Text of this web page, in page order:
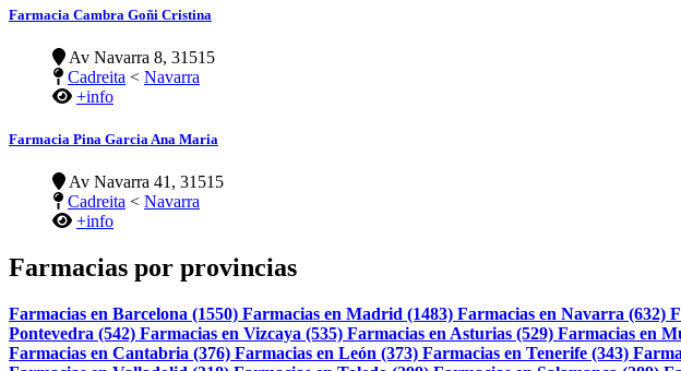
Farmacia Cambra Goñi Cristina
Av Navarra 8, 31515
Cadreita < Navarra
+info
Farmacia Pina Garcia Ana Maria
Av Navarra 41, 31515
Cadreita < Navarra
+info
Farmacias por provincias
Farmacias en Barcelona (1550) Farmacias en Madrid (1483) Farmacias en Navarra (632)
Pontevedra (542) Farmacias en Vizcaya (535) Farmacias en Asturias (529) Farmacias en
Farmacias en Cantabria (376) Farmacias en León (373) Farmacias en Tenerife (343)